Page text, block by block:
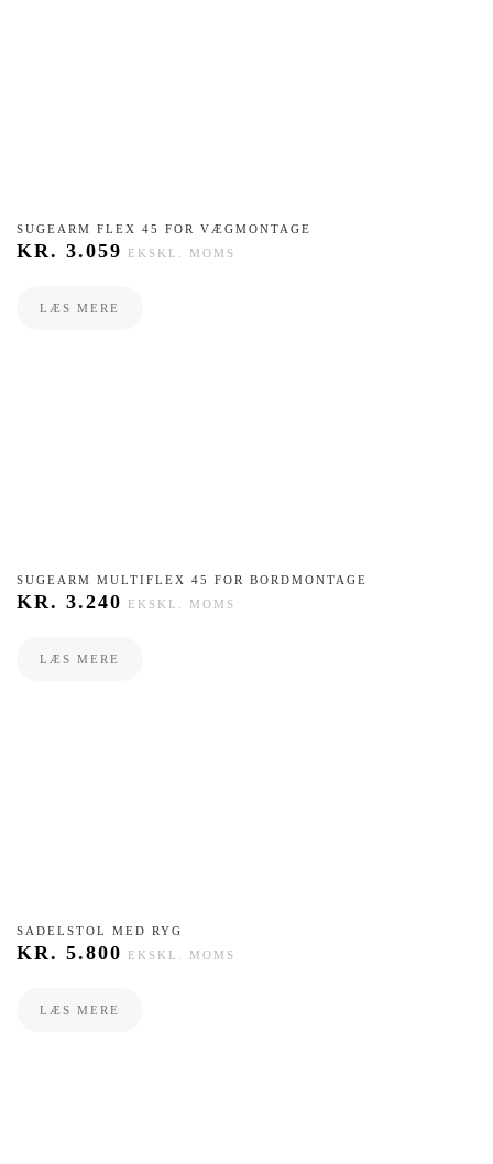
SUGEARM FLEX 45 FOR VÆGMONTAGE
KR. 3.059 EKSKL. MOMS
LÆS MERE
SUGEARM MULTIFLEX 45 FOR BORDMONTAGE
KR. 3.240 EKSKL. MOMS
LÆS MERE
SADELSTOL MED RYG
KR. 5.800 EKSKL. MOMS
LÆS MERE